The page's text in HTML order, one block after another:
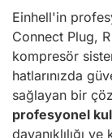
Einhell'in
Connect Plug,
kompresör
hatlarınızda
sağlayan bir
profesyonel
dayanıklılığı ve